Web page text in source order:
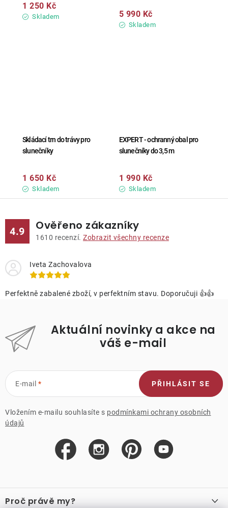
Skladem
1 250 Kč
Skladem
5 990 Kč
Skládací trn do trávy pro
slunečníky
Skladem
1 650 Kč
EXPERT - ochranný obal pro
slunečníky do 3,5 m
Skladem
1 990 Kč
4.9 Ověřeno zákazníky
1610 recenzí. Zobrazit všechny recenze
Iveta Zachovalova
Perfektně zabalené zboží, v perfektním stavu. Doporučuji 👍👍
Aktuální novinky a akce na
váš e-mail
E-mail
Vložením e-mailu souhlasíte s podmínkami ochrany osobních
údajů
PŘIHLÁSIT SE
á
Proč právě my?